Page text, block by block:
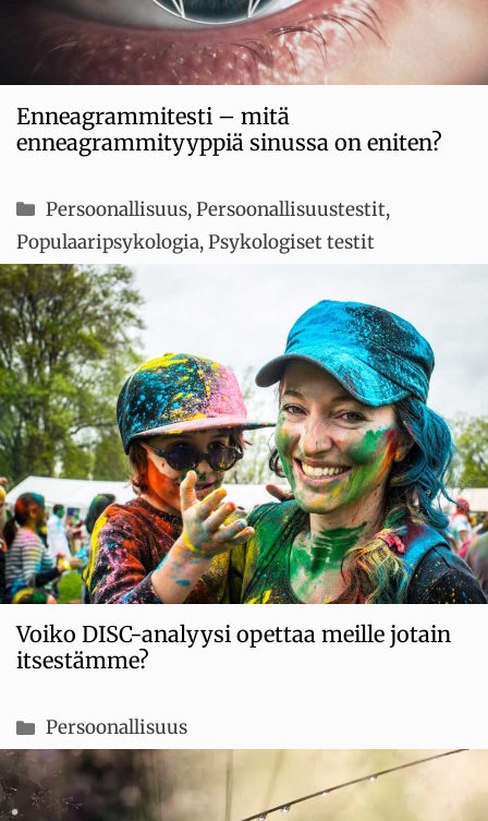
Enneagrammitesti – mitä
enneagrammityyppiä sinussa on eniten?
Kategoriat
Persoonallisuus,Persoonallisuustestit,
Populaaripsykologia,Psykologiset testit
Voiko DISC-analyysi opettaa meille jotain
itsestämme?
Kategoriat
Persoonallisuus